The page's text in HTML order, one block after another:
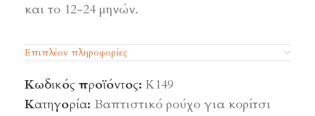
και το 12-24 μηνών.
Επιπλέον πληροφορίες
Κωδικός προϊόντος: Κ149
Κατηγορία: Βαπτιστικό ρούχο για κορίτσι